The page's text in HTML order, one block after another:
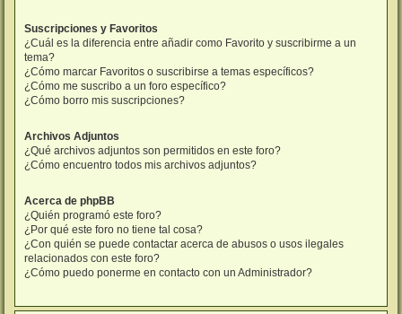
Suscripciones y Favoritos
¿Cuál es la diferencia entre añadir como Favorito y suscribirme a un
tema?
¿Cómo marcar Favoritos o suscribirse a temas específicos?
¿Cómo me suscribo a un foro específico?
¿Cómo borro mis suscripciones?
Archivos Adjuntos
¿Qué archivos adjuntos son permitidos en este foro?
¿Cómo encuentro todos mis archivos adjuntos?
Acerca de phpBB
¿Quién programó este foro?
¿Por qué este foro no tiene tal cosa?
¿Con quién se puede contactar acerca de abusos o usos ilegales
relacionados con este foro?
¿Cómo puedo ponerme en contacto con un Administrador?